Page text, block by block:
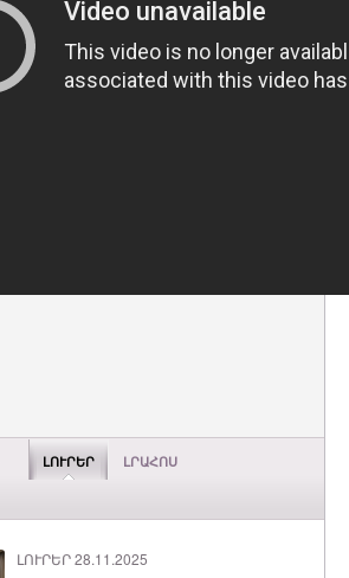
ԼՈՒՐԵՐ ԼՐԱՀՈՍ
ԼՈՒՐԵՐ 28.11.2025